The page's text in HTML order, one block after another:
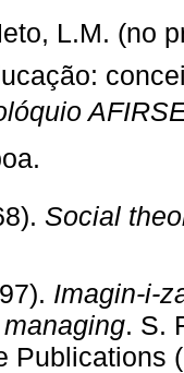
L.M. (no
Social
Imagin-i-
. S.
Publications